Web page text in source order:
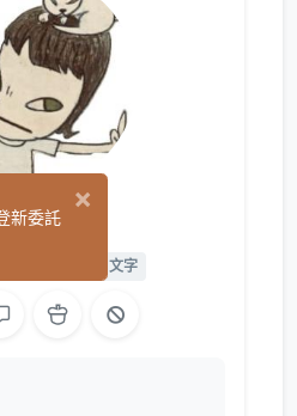
(0)
文字
×
新委託